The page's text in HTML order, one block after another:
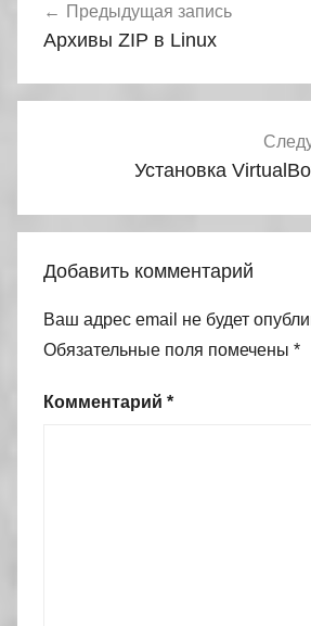
по
Предыдущая запись
Архивы ZIP в Linux
Установка
Добавить комментарий
Ваш адрес email не будет
Обязательные поля помечены *
Комментарий *